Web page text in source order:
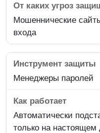
Мошеннические
входа
Менеджеры паролей
Автоматически
только на